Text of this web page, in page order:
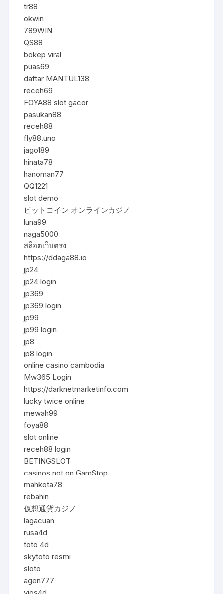
tr88
okwin
789WIN
QS88
bokep viral
puas69
daftar MANTUL138
receh69
FOYA88 slot gacor
pasukan88
receh88
fly88.uno
jago189
hinata78
hanoman77
QQ1221
slot demo
ビットコイン オンラインカジノ
luna99
naga5000
สล็อตเว็บตรง
https://ddaga88.io
jp24
jp24 login
jp369
jp369 login
jp99
jp99 login
jp8
jp8 login
online casino cambodia
Mw365 Login
https://darknetmarketinfo.com
lucky twice online
mewah99
foya88
slot online
receh88 login
BETINGSLOT
casinos not on GamStop
mahkota78
rebahin
仮想通貨カジノ
lagacuan
rusa4d
toto 4d
skytoto resmi
sloto
agen777